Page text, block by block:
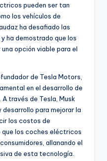
pueden ser tan
los vehículos de
ha desafiado las
ha demostrado que los
opción viable para el
de Tesla Motors,
en el desarrollo de
través de Tesla, Musk
para mejorar la
los costos de
los coches eléctricos
allanando el
de esta tecnología.